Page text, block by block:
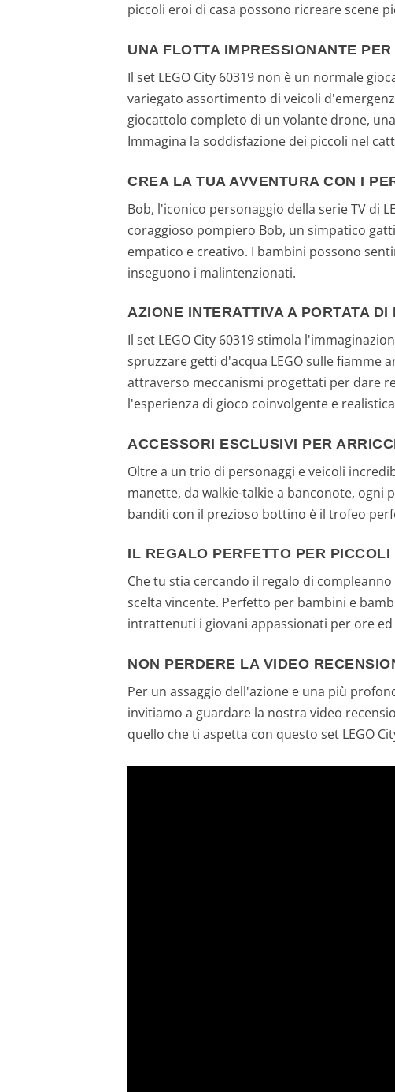
piccoli eroi di casa possono ricreare scene
UNA FLOTTA IMPRESSIONANTE
Il set LEGO City 60319 non è un normale
variegato assortimento di veicoli
giocattolo completo di un volante drone,
Immagina la soddisfazione dei piccoli nel
CREA LA TUA AVVENTURA CON I
Bob, l'iconico personaggio della serie TV di
coraggioso pompiero Bob, un simpatico
empatico e creativo. I bambini possono
inseguono i malintenzionati.
AZIONE INTERATTIVA A PORTATA DI
Il set LEGO City 60319 stimola
spruzzare getti d'acqua LEGO sulle fiamme
attraverso meccanismi progettati per dare
l'esperienza di gioco coinvolgente e
ACCESSORI ESCLUSIVI PER
Oltre a un trio di personaggi e veicoli
manette, da walkie-talkie a banconote, ogni
banditi con il prezioso bottino è il trofeo
IL REGALO PERFETTO PER PICCOLI
Che tu stia cercando il regalo di
scelta vincente. Perfetto per bambini e
intrattenuti i giovani appassionati per ore ed
NON PERDERE LA VIDEO
Per un assaggio dell'azione e una più
invitiamo a guardare la nostra video
quello che ti aspetta con questo set LEGO